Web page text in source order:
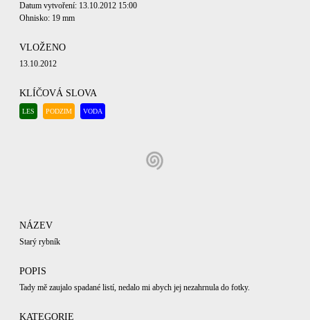
Datum vytvoření: 13.10.2012 15:00
Ohnisko: 19 mm
VLOŽENO
13.10.2012
KLÍČOVÁ SLOVA
LES PODZIM VODA
NÁZEV
Starý rybník
POPIS
Tady mě zaujalo spadané listí, nedalo mi abych jej nezahrnula do fotky.
KATEGORIE